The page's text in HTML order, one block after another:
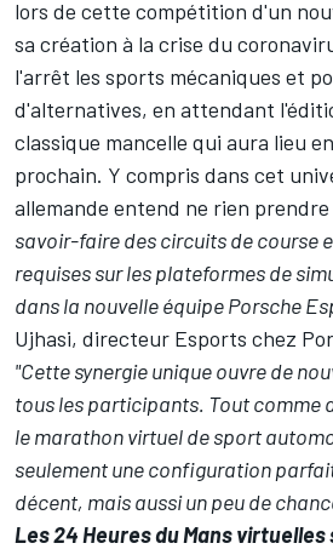
lors de cette compétition d'un
sa création à la crise du
l'arrêt les sports mécaniques et
d'alternatives, en attendant
classique mancelle qui aura lieu
prochain. Y compris dans cet
allemande entend ne rien prendre
savoir-faire des circuits de course
requises sur les plateformes de
dans la nouvelle équipe Porsche
Ujhasi, directeur Esports chez
"Cette synergie unique ouvre de
tous les participants. Tout comme
le marathon virtuel de sport
seulement une configuration
décent, mais aussi un peu de
Les 24 Heures du Mans